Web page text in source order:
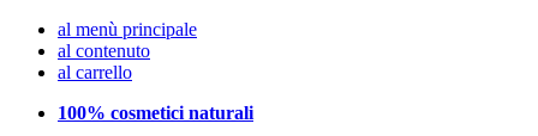
al menù principale
al contenuto
al carrello
100% cosmetici naturali